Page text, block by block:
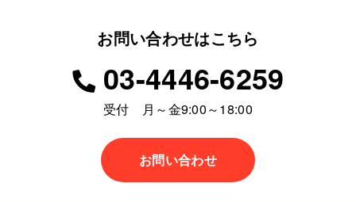
お問い合わせはこちら
03-4446-6259
受付 月～金9:00～18:00
お問い合わせ